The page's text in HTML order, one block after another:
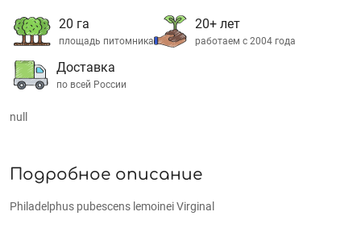
20 га
площадь питомника
20+ лет
работаем с 2004 года
Доставка
по всей России
null
Подробное описание
Philadelphus pubescens lemoinei Virginal